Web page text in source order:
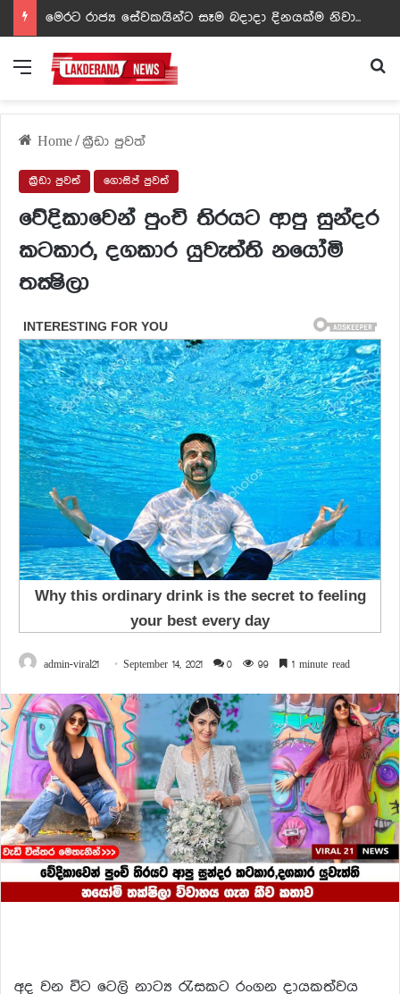
ඩඩ්ලිට දෙවෙනි නොවූ රත්න සහල් අධිපති..- PHOTOS
Menu
Home/ක්‍රීඩා පුවත්
ක්‍රීඩා පුවත් ගොසිප් පුවත්
වේදිකාවෙන් පුංචි තිරයට ආපු සුන්දර
කටකාර, දගකාර යුවැත්ති නයෝමි
තක්‍ෂිලා
admin-viral21 September 14, 2021 0 99 1 minute read
අද වන විට ටෙලි නාට්‍ය රැසකට රංගන දායකත්වය